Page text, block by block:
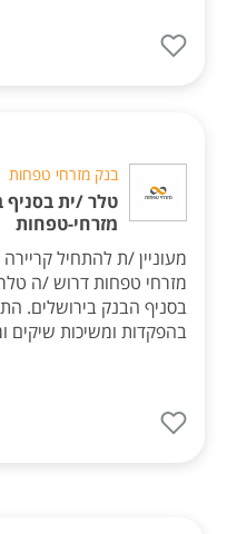
בנק מזרחי טפחות
טלר /ית בסניף
מזרחי-טפחות
מעוניין /ת להתחיל
מזרחי טפחות דרוש /ה
בסניף הבנק בירושלים.
בהפקדות ומשיכות שיקים